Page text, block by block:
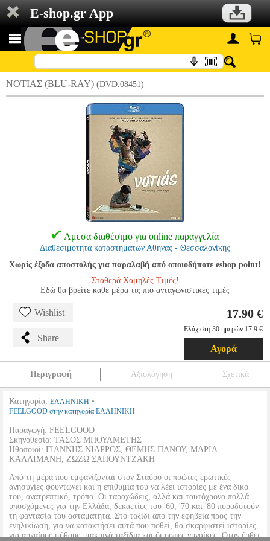
E-shop.gr App
ΝΟΤΙΑΣ (BLU-RAY) (DVD.08451)
Αμεσα διαθέσιμο για online παραγγελία
Διαθεσιμότητα καταστημάτων Αθήνας - Θεσσαλονίκης
Χωρίς έξοδα αποστολής για παραλαβή από οποιοδήποτε eshop point!
Σταθερά Χαμηλές Τιμές!
Εδώ θα βρείτε κάθε μέρα τις πιο ανταγωνιστικές τιμές
Wishlist
Share
17.90 €
Ελάχιστη 30 ημερών 17.9 €
Αγορά
Περιγραφή Αξιολόγηση Σχετικά
Κατηγορία: ΕΛΛΗΝΙΚΗ •
FEELGOOD στην κατηγορία ΕΛΛΗΝΙΚΗ
Παραγωγή: FEELGOOD
Σκηνοθεσία: ΤΑΣΟΣ ΜΠΟΥΛΜΕΤΗΣ
Ηθοποιοί: ΓΙΑΝΝΗΣ ΝΙΑΡΡΟΣ, ΘΕΜΗΣ ΠΑΝΟΥ, ΜΑΡΙΑ
ΚΑΛΛΙΜΑΝΗ, ZΩΖΩ ΣΑΠΟΥΝΤΖΑΚΗ
Από τη μέρα που εμφανίζονται στον Σταύρο οι πρώτες ερωτικές
ανησυχίες φουντώνει και η επιθυμία του να λέει ιστορίες με ένα δικό
του, ανατρεπτικό, τρόπο. Οι ταραχώδεις, αλλά και ταυτόχρονα πολλά
υποσχόμενες για την Ελλάδα, δεκαετίες του '60, '70 και '80 πυροδοτούν
τη φαντασία του ασταμάτητα. Στο ταξίδι από την εφηβεία προς την
ενηλικίωση, για να κατακτήσει αυτά που ποθεί, θα σκαρφιστεί ιστορίες
για αρχαίους μύθους, μακρινά ταξίδια και όμορφες γυναίκες. Όταν έρθει